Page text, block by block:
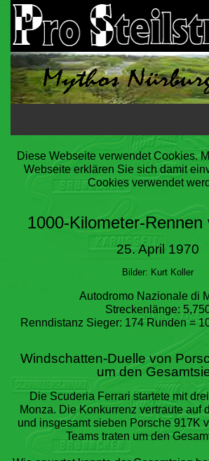
Startseite
Steilstrecke
Diese Webseite verwendet Cookies.
Webseite erklären Sie sich damit
Cookies verwendet
1000-Kilometer-Rennen
25. April 1970
Bilder: Kurt Koller
Autodromo Nazionale di
Streckenlänge:
Renndistanz Sieger: 174 Runden =
Windschatten-Duelle von
um den
Die Scuderia Ferrari startete mit
Monza. Die Konkurrenz vertraute auf
und insgesamt sieben Porsche 917K
Teams traten um den